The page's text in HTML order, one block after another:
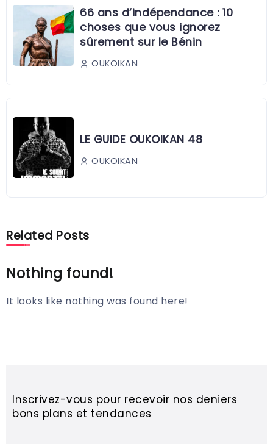
66 ans d’indépendance : 10
choses que vous ignorez
sûrement sur le Bénin
OUKOIKAN
LE GUIDE OUKOIKAN 48
OUKOIKAN
Related Posts
Nothing found!
It looks like nothing was found here!
Inscrivez-vous pour recevoir nos deniers
bons plans et tendances